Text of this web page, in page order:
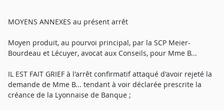
MOYENS ANNEXES au présent arrêt
Moyen produit, au pourvoi principal, par la SCP Meier-
Bourdeau et Lécuyer, avocat aux Conseils, pour Mme B...
IL EST FAIT GRIEF à l'arrêt confirmatif attaqué d'avoir rejeté la
demande de Mme B... tendant à voir déclarée prescrite la
créance de la Lyonnaise de Banque ;